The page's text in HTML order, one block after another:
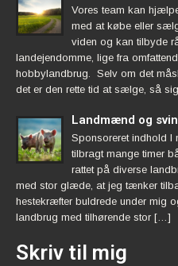
Vores team kan
med at købe eller
viden og kan tilbyde
landejendomme, lige fra
hobbylandbrug. Selv om det
det er den rette tid at sælge, så
Landmænd og
Sponsoreret indhold I
tilbragt mange timer
rattet på diverse
med stor glæde, at jeg tænker
hestekræfter buldrede under mig
landbrug med tilhørende stor […]
Skriv til mig